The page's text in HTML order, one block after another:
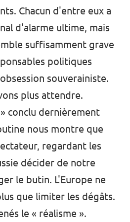
Chacun d'entre eux a
d'alarme ultime, mais
suffisamment grave
politiques
souverainiste.
plus attendre.
conclu dernièrement
nous montre que
regardant les
décider de notre
le butin. L'Europe ne
que limiter les dégâts.
le « réalisme ».